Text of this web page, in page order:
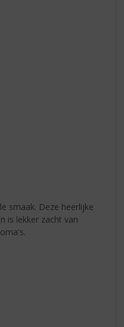
smaak. Deze heerlijke
is lekker zacht van